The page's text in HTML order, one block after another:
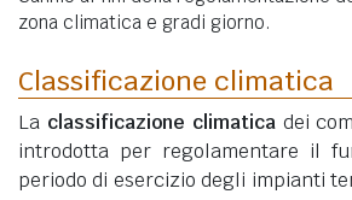
zona climatica e gradi giorno.
Classificazione climatica
La classificazione climaticadei
introdotta per regolamentare il
periodo di esercizio degli impianti